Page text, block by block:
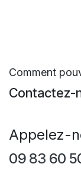
Comment
Contactez-
Appelez-
09 83 60